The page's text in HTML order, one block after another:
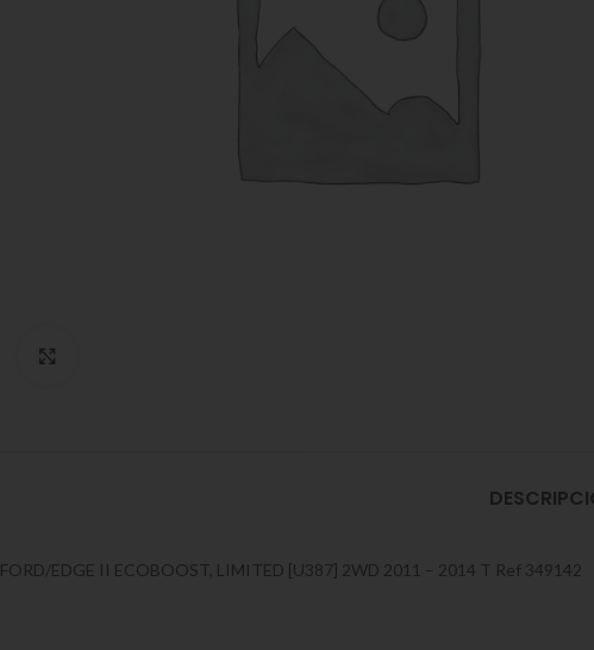
FORD/EDGE II ECOBOOST, LIMITED [U387] 2WD 2011 – 2014 T Ref 349142